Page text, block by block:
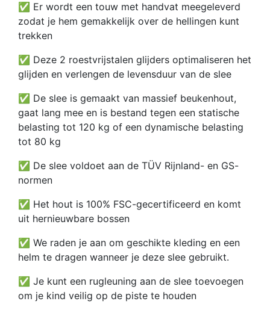
✅ Er wordt een touw met handvat meegeleverd
zodat je hem gemakkelijk over de hellingen kunt
trekken
✅ Deze 2 roestvrijstalen glijders optimaliseren het
glijden en verlengen de levensduur van de slee
✅ De slee is gemaakt van massief beukenhout,
gaat lang mee en is bestand tegen een statische
belasting tot 120 kg of een dynamische belasting
tot 80 kg
✅ De slee voldoet aan de TÜV Rijnland- en GS-
normen
✅ Het hout is 100% FSC-gecertificeerd en komt
uit hernieuwbare bossen
✅ We raden je aan om geschikte kleding en een
helm te dragen wanneer je deze slee gebruikt.
✅ Je kunt een rugleuning aan de slee toevoegen
om je kind veilig op de piste te houden